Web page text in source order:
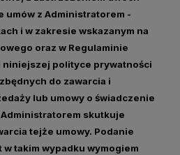
umów z Administratorem -
i w zakresie wskazanym na
oraz w Regulaminie
polityce prywatności
do zawarcia i
lub umowy o świadczenie
skutkuje
tejże umowy. Podanie
takim wypadku wymogiem